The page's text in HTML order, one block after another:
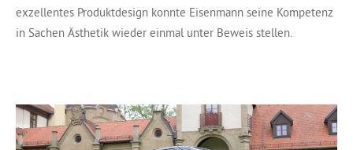
exzellentes Produktdesign konnte Eisenmann seine Kompetenz
in Sachen Ästhetik wieder einmal unter Beweis stellen.